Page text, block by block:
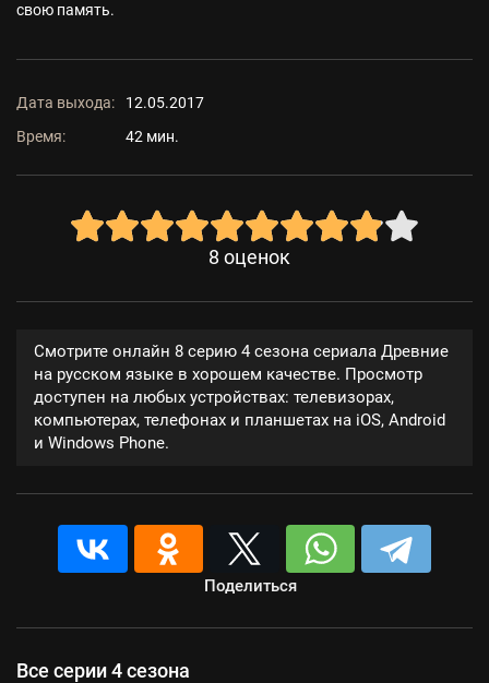
свою память.
Дата выхода:
12.05.2017
Время:
42 мин.
8 оценок
Смотрите онлайн 8 серию 4 сезона сериала Древние
на русском языке в хорошем качестве. Просмотр
доступен на любых устройствах: телевизорах,
компьютерах, телефонах и планшетах на iOS, Android
и Windows Phone.
Поделиться
Все серии 4 сезона